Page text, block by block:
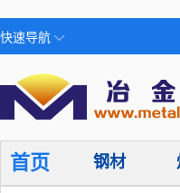
快速导航
首页 钢材